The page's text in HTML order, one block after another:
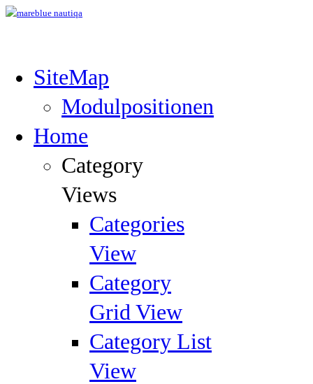
SiteMap
Modulpositionen
Home
Category
Views
Categories
View
Category
Grid View
Category List
View